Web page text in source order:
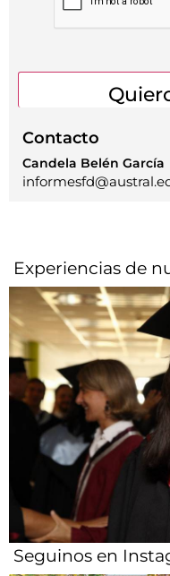
Contacto
Candela Belén García
Experiencias de
Seguinos en